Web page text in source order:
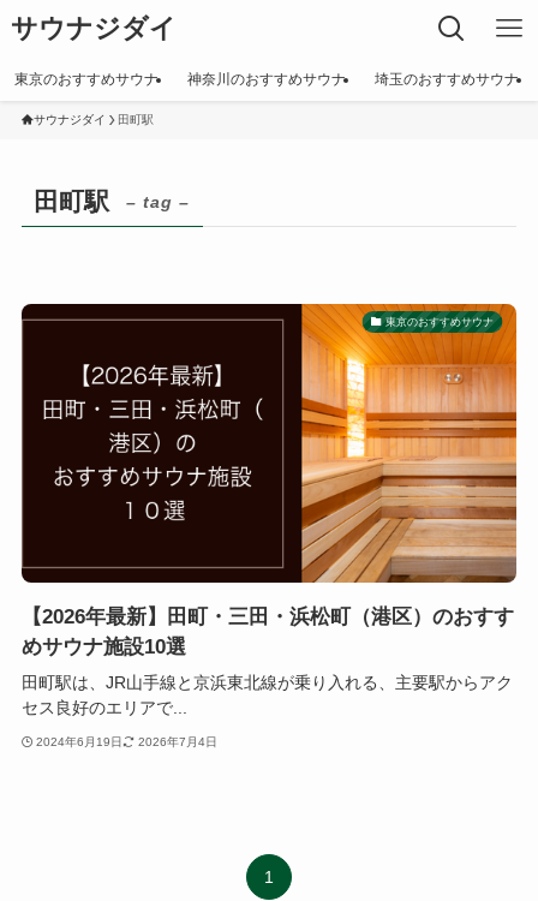
サウナジダイ
東京のおすすめサウナ 神奈川のおすすめサウナ 埼玉のおすすめサウナ
サウナジダイ 田町駅
田町駅 – tag –
東京のおすすめサウナ
【2026年最新】田町・三田・浜松町（港区）のおすす
めサウナ施設10選
田町駅は、JR山手線と京浜東北線が乗り入れる、主要駅からアク
セス良好のエリアで...
2024年6月19日 2026年7月4日
1